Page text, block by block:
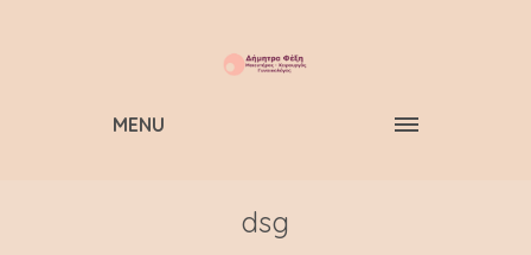
MENU
dsg